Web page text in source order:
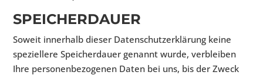
SPEICHERDAUER
Soweit innerhalb dieser Datenschutzerklärung keine
speziellere Speicherdauer genannt wurde, verbleiben
Ihre personenbezogenen Daten bei uns, bis der Zweck